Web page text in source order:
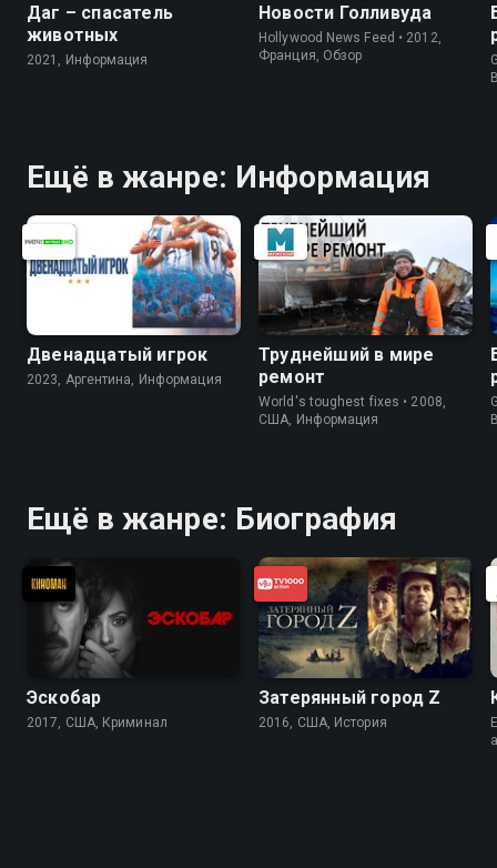
Даг – спасатель
животных
2021, Информация
Новости Голливуда
Hollywood News Feed • 2012,
Франция, Обзор
Ещё в жанре: Информация
Двенадцатый игрок
2023, Аргентина, Информация
Труднейший в мире
ремонт
World's toughest fixes • 2008,
США, Информация
Ещё в жанре: Биография
Эскобар
2017, США, Криминал
Затерянный город Z
2016, США, История